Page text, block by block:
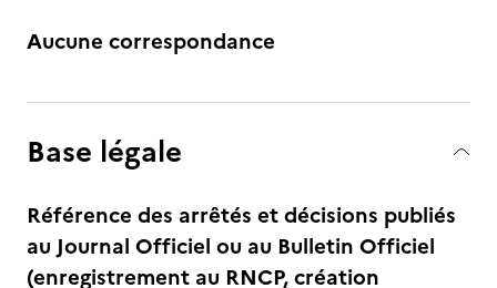
Aucune correspondance
Base légale
Référence des arrêtés et décisions publiés
au Journal Officiel ou au Bulletin Officiel
(enregistrement au RNCP, création